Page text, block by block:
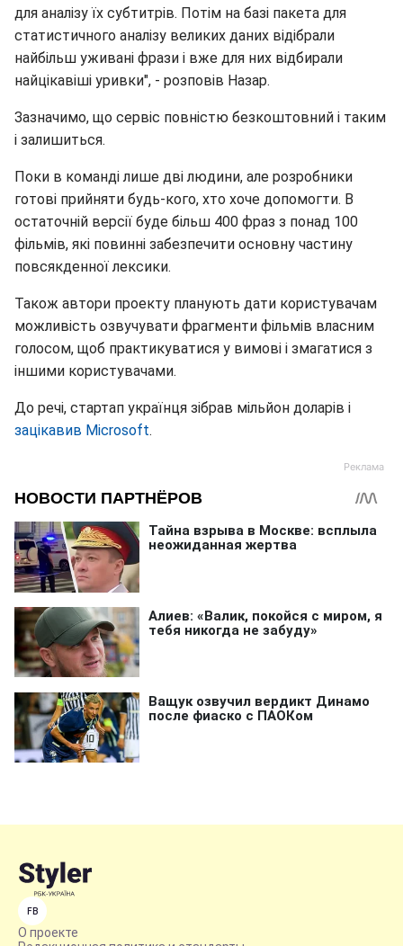
для аналізу їх субтитрів. Потім на базі пакета для
статистичного аналізу великих даних відібрали
найбільш уживані фрази і вже для них відбирали
найцікавіші уривки", - розповів Назар.
Зазначимо, що сервіс повністю безкоштовний і таким
і залишиться.
Поки в команді лише дві людини, але розробники
готові прийняти будь-кого, хто хоче допомогти. В
остаточній версії буде більш 400 фраз з понад 100
фільмів, які повинні забезпечити основну частину
повсякденної лексики.
Також автори проекту планують дати користувачам
можливість озвучувати фрагменти фільмів власним
голосом, щоб практикуватися у вимові і змагатися з
іншими користувачами.
До речі, стартап українця зібрав мільйон доларів і
зацікавив Microsoft.
FB
О проекте